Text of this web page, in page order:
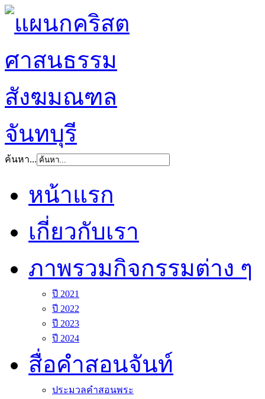
ค้นหา...
หน้าแรก
เกี่ยวกับเรา
ภาพรวมกิจกรรมต่าง ๆ
ปี 2021
ปี 2022
ปี 2023
ปี 2024
สื่อคำสอนจันท์
ประมวลคำสอนพระ